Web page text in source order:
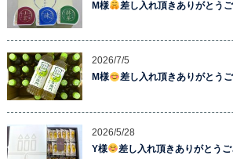
M様
差し入れ頂きありがとう
2026/7/5
M様
差し入れ頂きありがとう
2026/5/28
Y様
差し入れ頂きありがとう